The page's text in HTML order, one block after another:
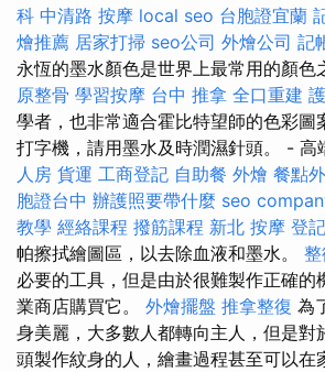
科 中清路 按摩 local seo 台胞證宜蘭
燴推薦 居家打掃 seo公司 外燴公司 記
永恆的墨水顏色是世界上最常用的顏色
原整骨 學習按摩 台中 推拿 全口重建
學者，也非常適合霍比特望師的色彩圖
打字機，請用墨水及時潤濕針頭。 - 高
人房 貨運 工商登記 自助餐 外燴 餐點
胞證台中 辦護照要帶什麼 seo
教學 經絡課程 撥筋課程 新北 按摩 登
帕擦拭繪圖區，以去除血液和墨水。 整
必要的工具，但是由於很難製作正確的
業商店購買它。 外燴擺盤 推拿整復 為
身美麗，大多數人都轉向主人，但是對
頭製作紋身的人，繪畫過程甚至可以在